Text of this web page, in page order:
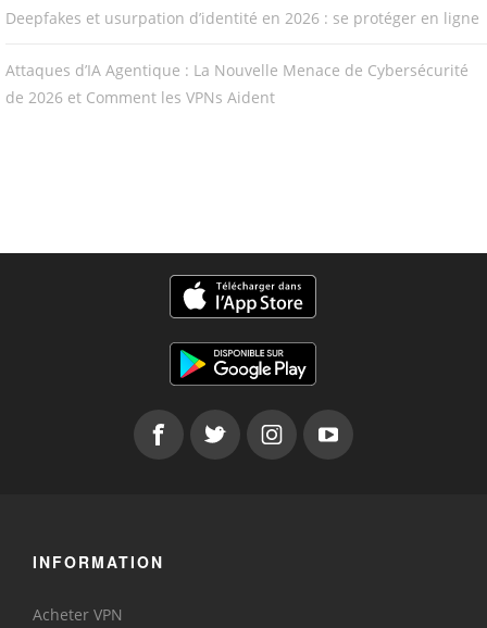
Deepfakes et usurpation d’identité en 2026 : se protéger en ligne
Attaques d’IA Agentique : La Nouvelle Menace de Cybersécurité
de 2026 et Comment les VPNs Aident
INFORMATION
Acheter VPN